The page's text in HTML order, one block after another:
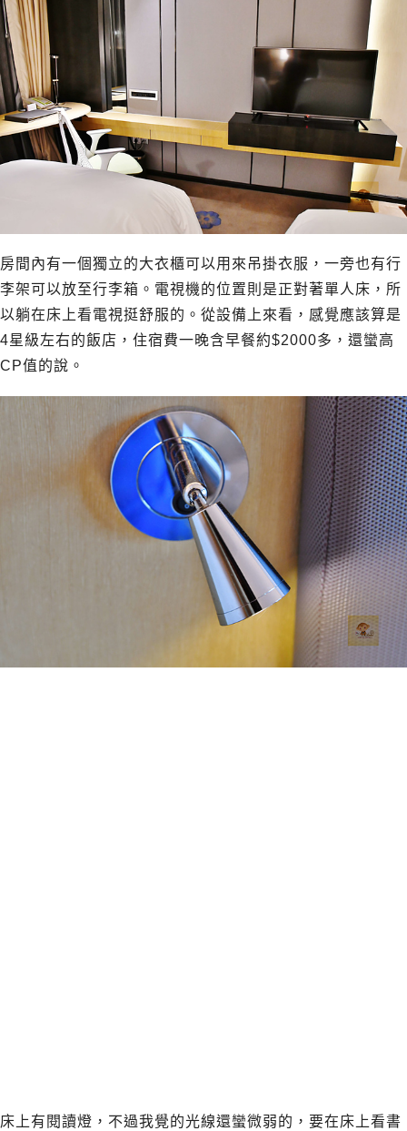
房間內有一個獨立的大衣櫃可以用來吊掛衣服，一旁也有行
李架可以放至行李箱。電視機的位置則是正對著單人床，所
以躺在床上看電視挺舒服的。從設備上來看，感覺應該算是
4星級左右的飯店，住宿費一晚含早餐約$2000多，還蠻高
CP值的說。
床上有閱讀燈，不過我覺的光線還蠻微弱的，要在床上看書